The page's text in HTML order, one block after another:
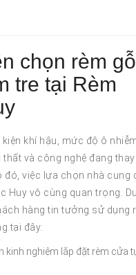
chọn rèm gỗ
tre tại Rèm
kiện khí hậu, mức độ ô
và công nghệ đang
đó, việc lựa chọn nhà cung
Huy vô cùng quan trọng.
hàng tin tưởng sử dụng
tại đây:
kinh nghiệm lắp đặt rèm cửa